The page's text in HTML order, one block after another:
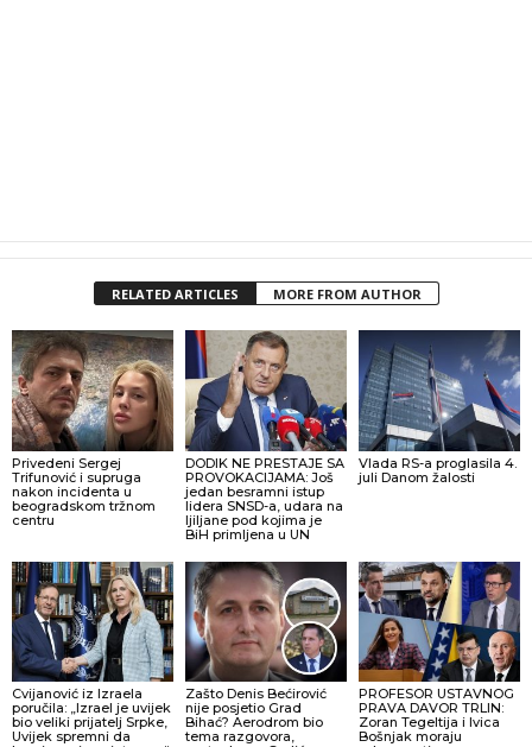
RELATED ARTICLES MORE FROM AUTHOR
Privedeni Sergej
Trifunović i supruga
nakon incidenta u
beogradskom tržnom
centru
DODIK NE PRESTAJE SA
PROVOKACIJAMA: Još
jedan besramni istup
lidera SNSD-a, udara na
ljiljane pod kojima je
BiH primljena u UN
Vlada RS-a proglasila 4.
juli Danom žalosti
Cvijanović iz Izraela
poručila: „Izrael je uvijek
bio veliki prijatelj Srpke,
Uvijek spremni da
Zašto Denis Bećirović
nije posjetio Grad
Bihać? Aerodrom bio
tema razgovora,
PROFESOR USTAVNOG
PRAVA DAVOR TRLIN:
Zoran Tegeltija i Ivica
Bošnjak moraju